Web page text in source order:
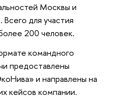
Москвы и
для участия
200 человек.
командного
предоставлены
и направлены на
кейсов компании.